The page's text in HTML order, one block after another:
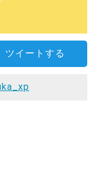
ツイートする